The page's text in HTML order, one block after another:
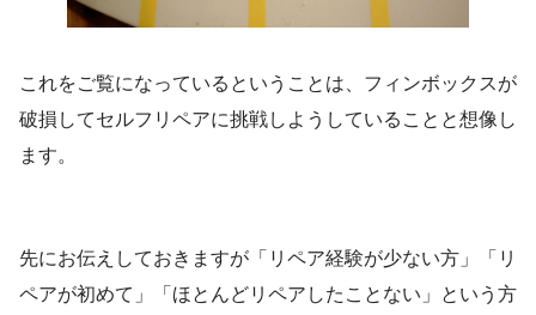
これをご覧になっているということは、フィンボックスが
破損してセルフリペアに挑戦しようしていることと想像し
ます。
先にお伝えしておきますが「リペア経験が少ない方」「リ
ペアが初めて」「ほとんどリペアしたことない」という方